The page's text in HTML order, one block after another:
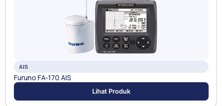
AIS
Furuno FA-170 AIS
Lihat Produk